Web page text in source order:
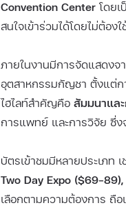
Convention Center โดย
สนใจเข้าร่วมได้โดยไม่ต้อง
ภายในงานมีการจัดแสดงจ
อุตสาหกรรมกัญชา ตั้งแต่ก
ไฮไลท์สำคัญคือ สัมมนาแล
การแพทย์ และการวิจัย ซึ่ง
บัตรเข้าชมมีหลายประเภท เ
Two Day Expo
เลือกตามความต้องการ ถื